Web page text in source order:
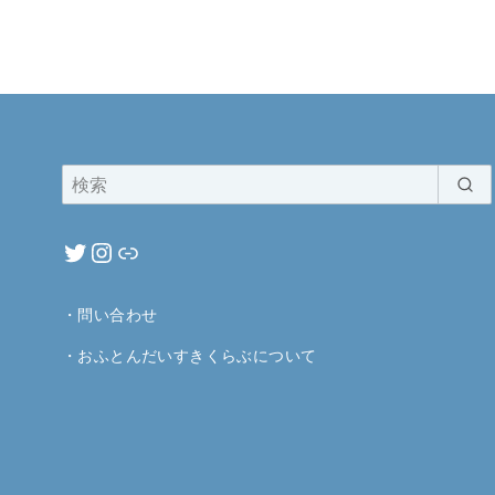
・ 問い合わせ
・ おふとんだいすきくらぶについて